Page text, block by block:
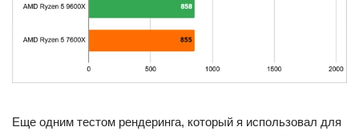
Еще одним тестом рендеринга, который я использовал для